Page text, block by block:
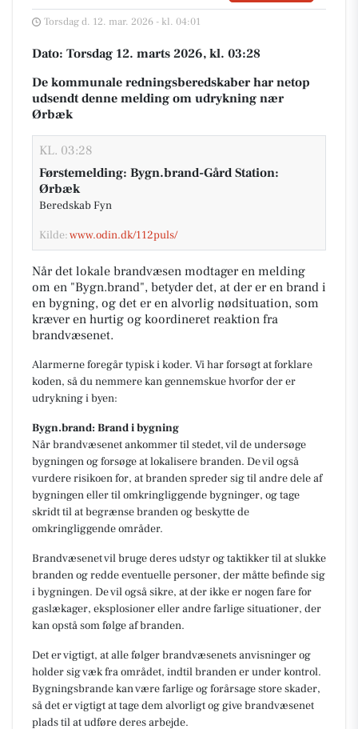
Torsdag d. 12. mar. 2026 - kl. 04:01
Dato: Torsdag 12. marts 2026, kl. 03:28
De kommunale redningsberedskaber har netop
udsendt denne melding om udrykning nær
Ørbæk
KL. 03:28
Førstemelding: Bygn.brand-Gård Station:
Ørbæk
Beredskab Fyn
Kilde:www.odin.dk/112puls/
Når det lokale brandvæsen modtager en melding
om en "Bygn.brand", betyder det, at der er en brand i
en bygning, og det er en alvorlig nødsituation, som
kræver en hurtig og koordineret reaktion fra
brandvæsenet.
Alarmerne foregår typisk i koder. Vi har forsøgt at forklare
koden, så du nemmere kan gennemskue hvorfor der er
udrykning i byen:
Bygn.brand: Brand i bygning
Når brandvæsenet ankommer til stedet, vil de undersøge
bygningen og forsøge at lokalisere branden. De vil også
vurdere risikoen for, at branden spreder sig til andre dele af
bygningen eller til omkringliggende bygninger, og tage
skridt til at begrænse branden og beskytte de
omkringliggende områder.
Brandvæsenet vil bruge deres udstyr og taktikker til at slukke
branden og redde eventuelle personer, der måtte befinde sig
i bygningen. De vil også sikre, at der ikke er nogen fare for
gaslækager, eksplosioner eller andre farlige situationer, der
kan opstå som følge af branden.
Det er vigtigt, at alle følger brandvæsenets anvisninger og
holder sig væk fra området, indtil branden er under kontrol.
Bygningsbrande kan være farlige og forårsage store skader,
så det er vigtigt at tage dem alvorligt og give brandvæsenet
plads til at udføre deres arbejde.